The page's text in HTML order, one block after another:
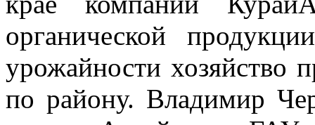
органической
урожайности хозяйство
по району. Владимир